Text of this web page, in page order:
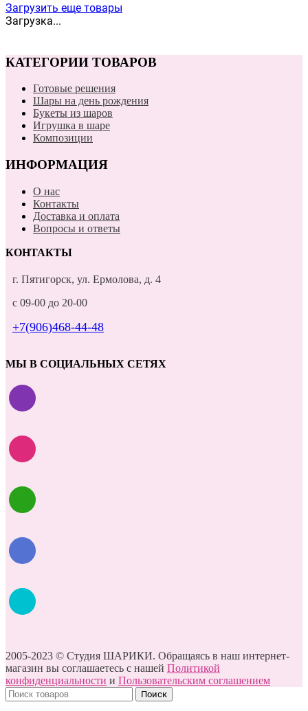
Загрузить еще товары
Загрузка...
КАТЕГОРИИ ТОВАРОВ
Готовые решения
Шары на день рождения
Букеты из шаров
Игрушка в шаре
Композиции
ИНФОРМАЦИЯ
О нас
Контакты
Доставка и оплата
Вопросы и ответы
КОНТАКТЫ
г. Пятигорск, ул. Ермолова, д. 4
с 09-00 до 20-00
+7(906)468-44-48
МЫ В СОЦИАЛЬНЫХ СЕТЯХ
2005-2023 © Студия ШАРИКИ. Обращаясь в наш интернет-
магазин вы соглашаетесь с нашей Политикой
конфиденциальности и Пользовательским соглашением
Поиск